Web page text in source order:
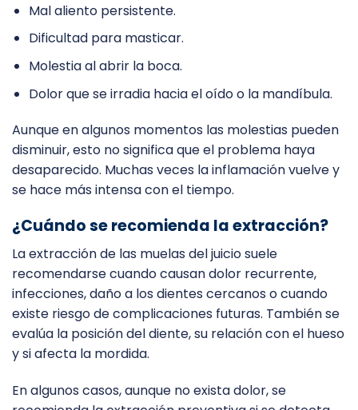
Mal aliento persistente.
Dificultad para masticar.
Molestia al abrir la boca.
Dolor que se irradia hacia el oído o la mandíbula.
Aunque en algunos momentos las molestias pueden
disminuir, esto no significa que el problema haya
desaparecido. Muchas veces la inflamación vuelve y
se hace más intensa con el tiempo.
¿Cuándo se recomienda la extracción?
La extracción de las muelas del juicio suele
recomendarse cuando causan dolor recurrente,
infecciones, daño a los dientes cercanos o cuando
existe riesgo de complicaciones futuras. También se
evalúa la posición del diente, su relación con el hueso
y si afecta la mordida.
En algunos casos, aunque no exista dolor, se